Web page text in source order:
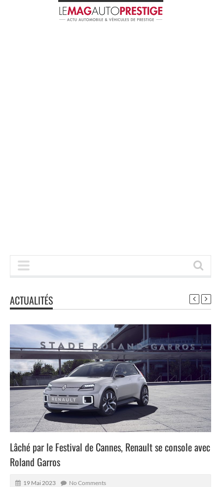
ACTUALITÉS
Lâché par le Festival de Cannes, Renault se console avec
Roland Garros
19 Mai 2023
No Comments